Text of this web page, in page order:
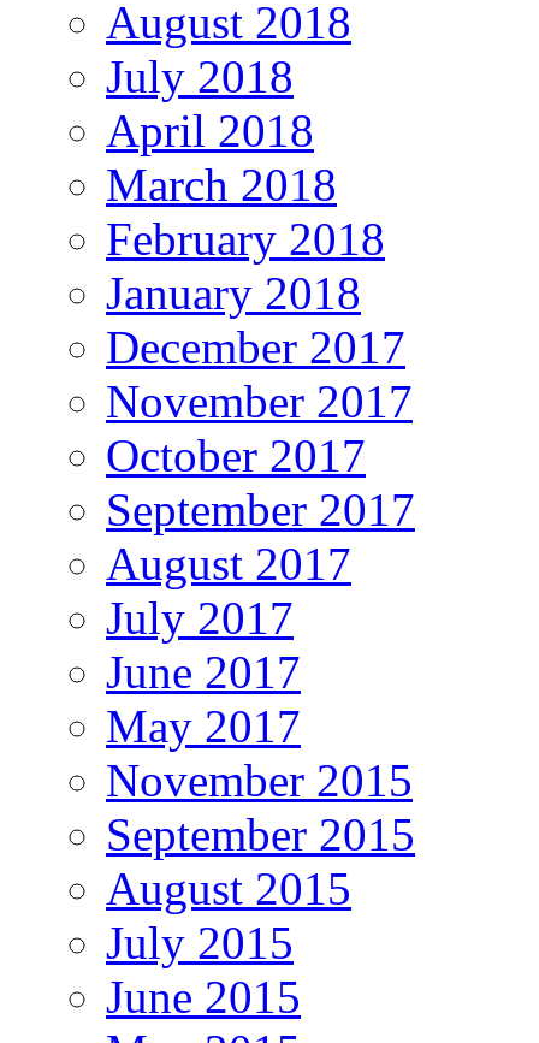
August 2018
July 2018
April 2018
March 2018
February 2018
January 2018
December 2017
November 2017
October 2017
September 2017
August 2017
July 2017
June 2017
May 2017
November 2015
September 2015
August 2015
July 2015
June 2015